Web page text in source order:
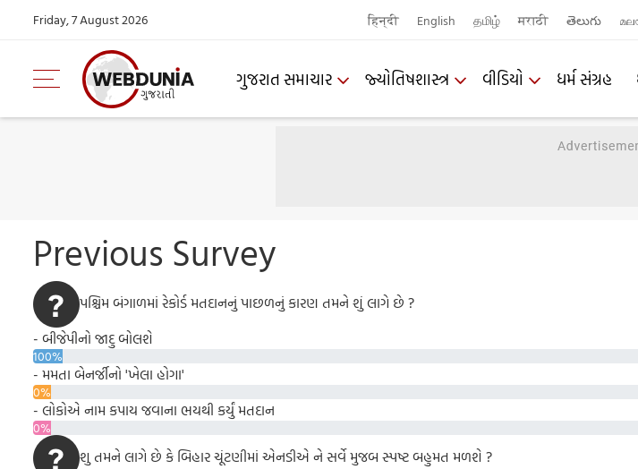
Friday, 7 August 2026 हिन्दी English தமிழ் मराठी తెలుగు
ગુજરાત સમાચાર જ્યોતિષશાસ્ત્ર વીડિયો ધર્મ સંગ્રહ
Previous Survey
પશ્ચિમ બંગાળમાં રેકોર્ડ મતદાનનું પાછળનું કારણ તમને શું લાગે છે ?
- બીજેપીનો જાદુ બોલશે
100%
- મમતા બેનર્જીનો 'ખેલા હોગા'
0%
- લોકોએ નામ કપાય જવાના ભયથી કર્યું મતદાન
0%
શુ તમને લાગે છે કે બિહાર ચૂંટણીમાં એનડીએ ને સર્વે મુજબ સ્પષ્ટ બહુમત મળશે ?